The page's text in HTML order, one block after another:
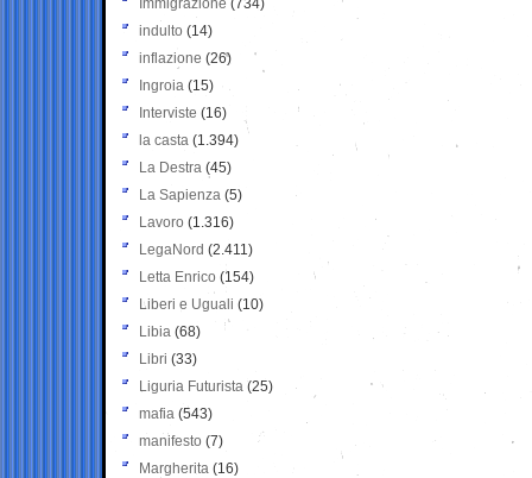
Immigrazione (734)
indulto (14)
inflazione (26)
Ingroia (15)
Interviste (16)
la casta (1.394)
La Destra (45)
La Sapienza (5)
Lavoro (1.316)
LegaNord (2.411)
Letta Enrico (154)
Liberi e Uguali (10)
Libia (68)
Libri (33)
Liguria Futurista (25)
mafia (543)
manifesto (7)
Margherita (16)